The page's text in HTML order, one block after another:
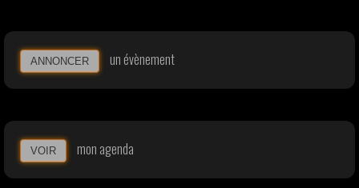
ANNONCER un évènement
VOIR mon agenda